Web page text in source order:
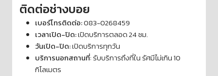
ติดต่อช่างบอย
เบอร์โทรติดต่อ:083-0268459
เวลาเปิด-ปิด:เปิดบริการตลอด 24 ชม.
วันเปิด-ปิด:เปิดบริการทุกวัน
บริการนอกสถานที่: รับบริการถึงที่ใน รัศมีไม่เกิน 10
กิโลเมตร